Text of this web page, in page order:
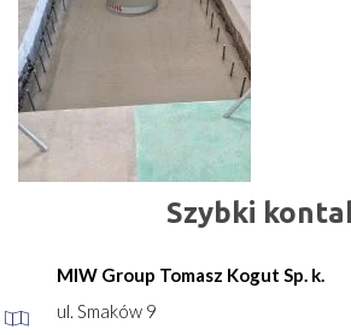
Szybki
MIW Group Tomasz Kogut Sp. k.
ul. Smaków 9